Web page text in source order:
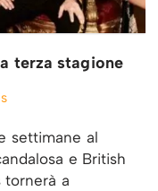
terza stagione
settimane al
e British
tornerà a